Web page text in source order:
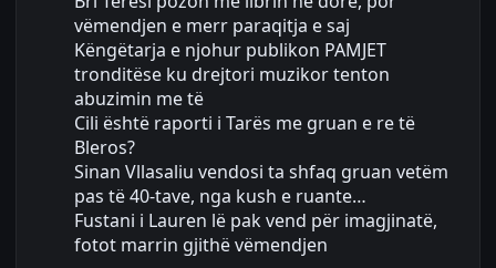
vëmendjen e merr paraqitja e saj
Këngëtarja e njohur publikon PAMJET
tronditëse ku drejtori muzikor tenton
abuzimin me të
Cili është raporti i Tarës me gruan e re të
Bleros?
Sinan Vllasaliu vendosi ta shfaq gruan vetëm
pas të 40-tave, nga kush e ruante…
Fustani i Lauren lë pak vend për imagjinatë,
fotot marrin gjithë vëmendjen